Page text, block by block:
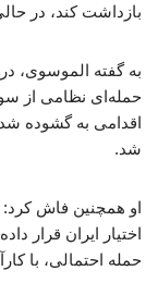
بازداشت کند، در
به گفته الموسوی،
حمله‌ای نظامی از
اقدامی به گشوده
شد.
او همچنین فاش کرد:
اختیار ایران قرار
حمله احتمالی، با